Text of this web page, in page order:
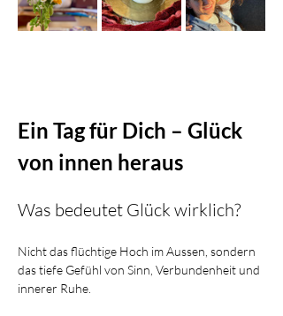
Ein Tag für Dich – Glück
von innen heraus
Was bedeutet Glück wirklich?
Nicht das flüchtige Hoch im Aussen, sondern
das tiefe Gefühl von Sinn, Verbundenheit und
innerer Ruhe.